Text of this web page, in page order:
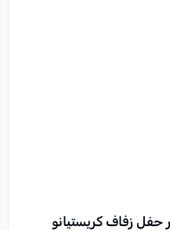
زفاف كريستيانو